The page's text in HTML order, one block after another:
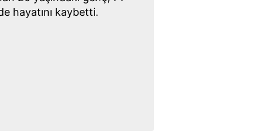
hayatını kaybetti.